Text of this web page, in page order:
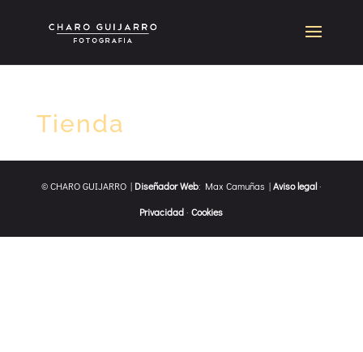
Tienda
© CHARO GUIJARRO | Diseñador Web: Max Camuñas |Aviso legal·
Privacidad·Cookies